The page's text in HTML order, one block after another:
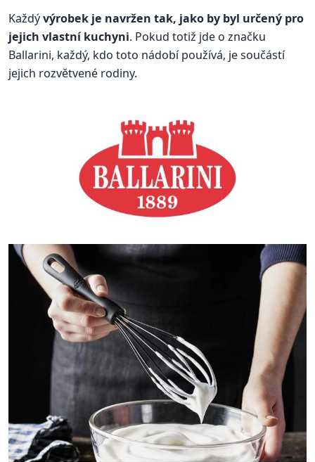
Každývýrobek je navržen tak, jako by byl určený pro
jejich vlastní kuchyni. Pokud totiž jde o značku
Ballarini, každý, kdo toto nádobí používá, je součástí
jejich rozvětvené rodiny.